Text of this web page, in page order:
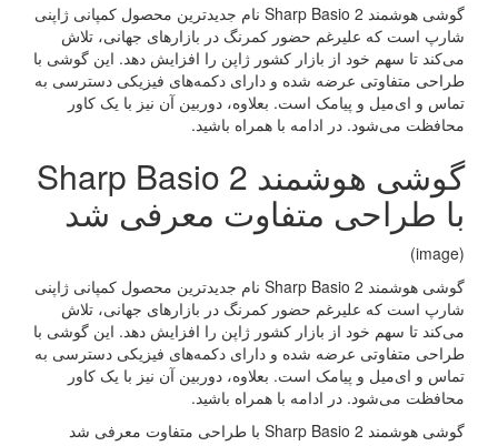
گوشی هوشمند Sharp Basio 2 نام جدیدترین محصول کمپانی ژاپنی
شارپ است که علیرغم حضور کمرنگ در بازارهای جهانی، تلاش
می‌کند تا سهم خود از بازار کشور ژاپن را افزایش دهد. این گوشی با
طراحی متفاوتی عرضه شده و دارای دکمه‌های فیزیکی دسترسی به
تماس و ای‌میل و پیامک است. بعلاوه، دوربین آن نیز با یک کاور
محافظت می‌شود. در ادامه با همراه باشید.
گوشی هوشمند Sharp Basio 2
با طراحی متفاوت معرفی شد
(image)
گوشی هوشمند Sharp Basio 2 نام جدیدترین محصول کمپانی ژاپنی
شارپ است که علیرغم حضور کمرنگ در بازارهای جهانی، تلاش
می‌کند تا سهم خود از بازار کشور ژاپن را افزایش دهد. این گوشی با
طراحی متفاوتی عرضه شده و دارای دکمه‌های فیزیکی دسترسی به
تماس و ای‌میل و پیامک است. بعلاوه، دوربین آن نیز با یک کاور
محافظت می‌شود. در ادامه با همراه باشید.
گوشی هوشمند Sharp Basio 2 با طراحی متفاوت معرفی شد